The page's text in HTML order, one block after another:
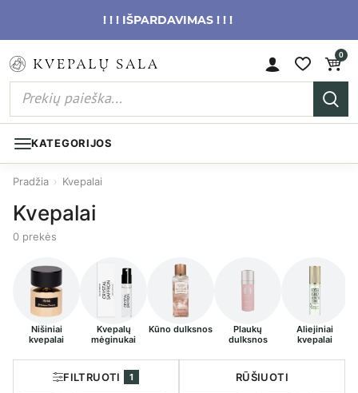
! ! ! IŠPARDAVIMAS ! ! !
0
KATEGORIJOS
Pradžia › Kvepalai
Kvepalai
0 prekės
Nišiniai
kvepalai
Kvepalų
mėginukai
Kūno dulksnos
Plaukų
dulksnos
Aliejiniai
kvepalai
FILTRUOTI 1 RŪŠIUOTI